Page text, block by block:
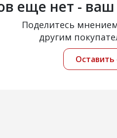
еще нет -
Поделитесь
другим
Оставить